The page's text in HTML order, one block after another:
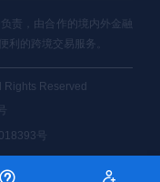
责，由合作的境内外金融
利的跨境交易服务。
Reserved
号